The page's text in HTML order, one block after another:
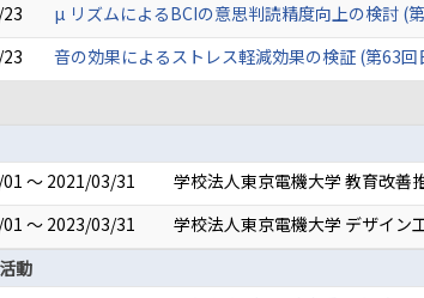
µ リズムによるBCIの意思判読精度向上の検討 (
音の効果によるストレス軽減効果の検証 (第63
～ 2021/03/31
学校法人東京電機大学 教育改善
～ 2023/03/31
学校法人東京電機大学 デザイン
動